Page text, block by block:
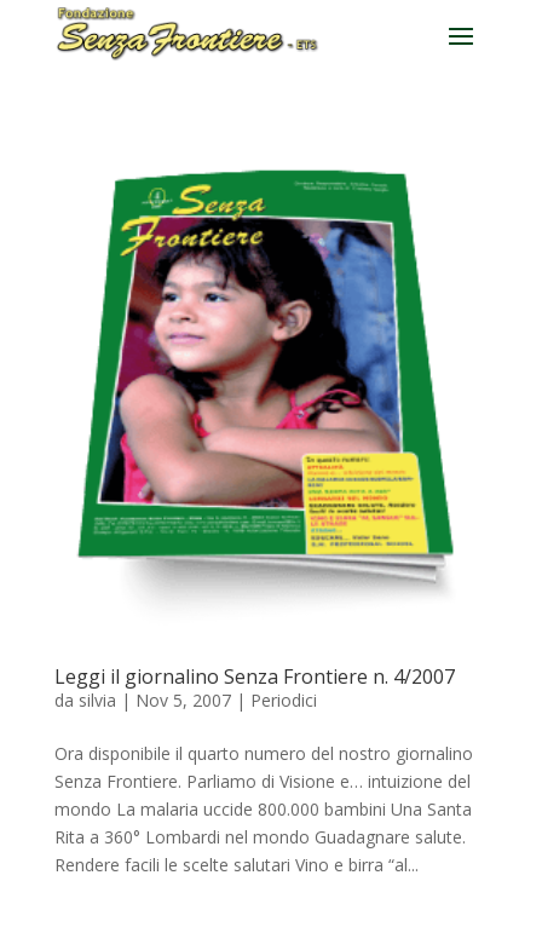
Leggi il giornalino Senza Frontiere n. 4/2007
da silvia | Nov 5, 2007| Periodici
Ora disponibile il quarto numero del nostro giornalino
Senza Frontiere. Parliamo di Visione e… intuizione del
mondo La malaria uccide 800.000 bambini Una Santa
Rita a 360° Lombardi nel mondo Guadagnare salute.
Rendere facili le scelte salutari Vino e birra “al...